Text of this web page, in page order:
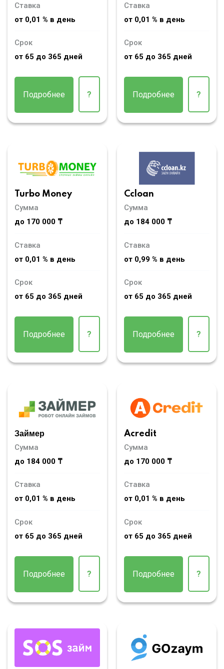
Ставка
от 0,01 % в день
Срок
от 65 до 365 дней
Подробнее ?
Ставка
от 0,01 % в день
Срок
от 65 до 365 дней
Подробнее ?
Turbo Money
Сумма
до 170 000 ₸
Ставка
от 0,01 % в день
Срок
от 65 до 365 дней
Подробнее ?
Ccloan
Сумма
до 184 000 ₸
Ставка
от 0,99 % в день
Срок
от 65 до 365 дней
Подробнее ?
Займер
Сумма
до 184 000 ₸
Ставка
от 0,01 % в день
Срок
от 65 до 365 дней
Подробнее ?
Acredit
Сумма
до 170 000 ₸
Ставка
от 0,01 % в день
Срок
от 65 до 365 дней
Подробнее ?